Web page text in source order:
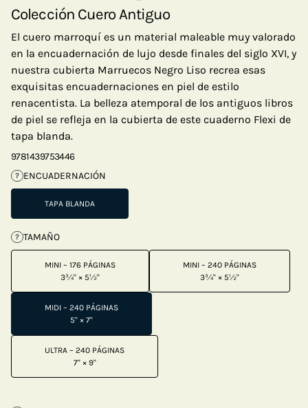
Colección Cuero Antiguo
El cuero marroquí es un material maleable muy valorado
en la encuadernación de lujo desde finales del siglo XVI, y
nuestra cubierta Marruecos Negro Liso recrea esas
exquisitas encuadernaciones en piel de estilo
renacentista. La belleza atemporal de los antiguos libros
de piel se refleja en la cubierta de este cuaderno Flexi de
tapa blanda.
9781439753446
? ENCUADERNACIÓN
TAPA BLANDA
? TAMAÑO
MINI – 176 PÁGINAS
3¾" × 5½"
MINI – 240 PÁGINAS
3¾" × 5½"
MIDI – 240 PÁGINAS
5" × 7"
ULTRA – 240 PÁGINAS
7" × 9"